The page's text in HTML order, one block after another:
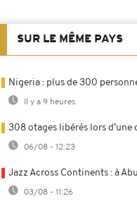
SUR LE MÊME PAYS
Nigeria : plus de 300
Il y a 9 heures
308 otages libérés lors
06/08 - 12:23
Jazz Across Continents : à
03/08 - 11:26